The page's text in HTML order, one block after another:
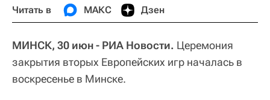
Читать в МАКС Дзен
МИНСК, 30 июн - РИА Новости. Церемония
закрытия вторых Европейских игр началась в
воскресенье в Минске.